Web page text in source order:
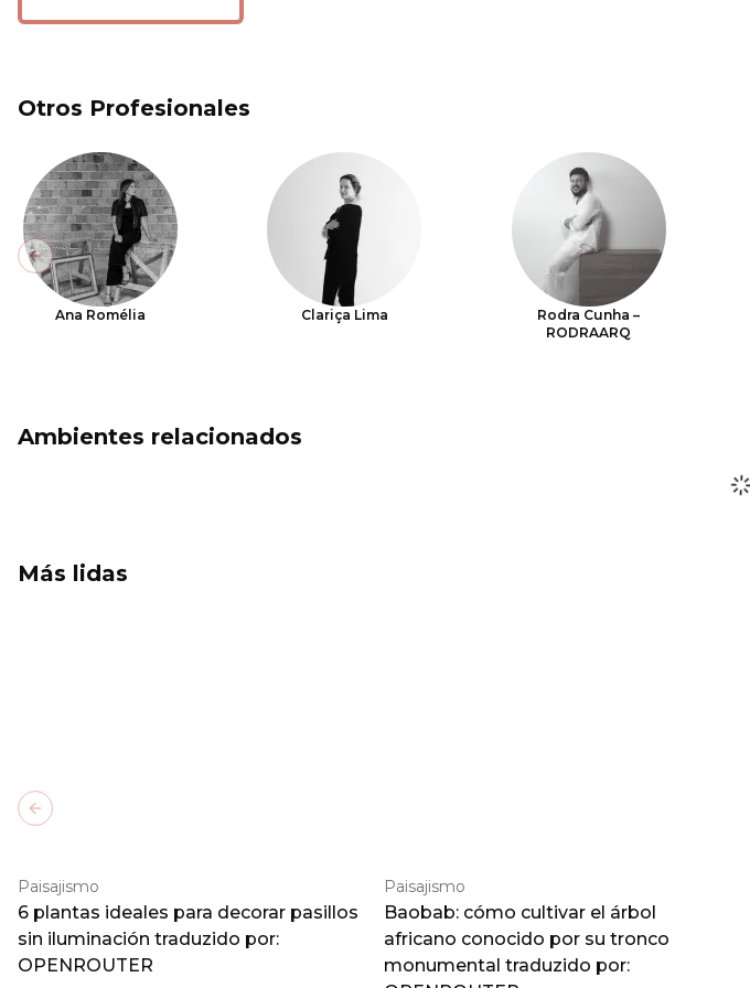
Otros Profesionales
Ana Romélia Clariça Lima
Rodra Cunha –
RODRAARQ
Previous slide
Ambientes relacionados
Más lidas
Paisajismo
6 plantas ideales para decorar pasillos
sin iluminación traduzido por:
OPENROUTER
Paisajismo
Baobab: cómo cultivar el árbol
africano conocido por su tronco
monumental traduzido por:
Previous slide